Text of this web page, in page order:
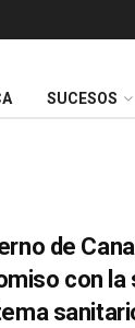
SUCESOS
de
con la